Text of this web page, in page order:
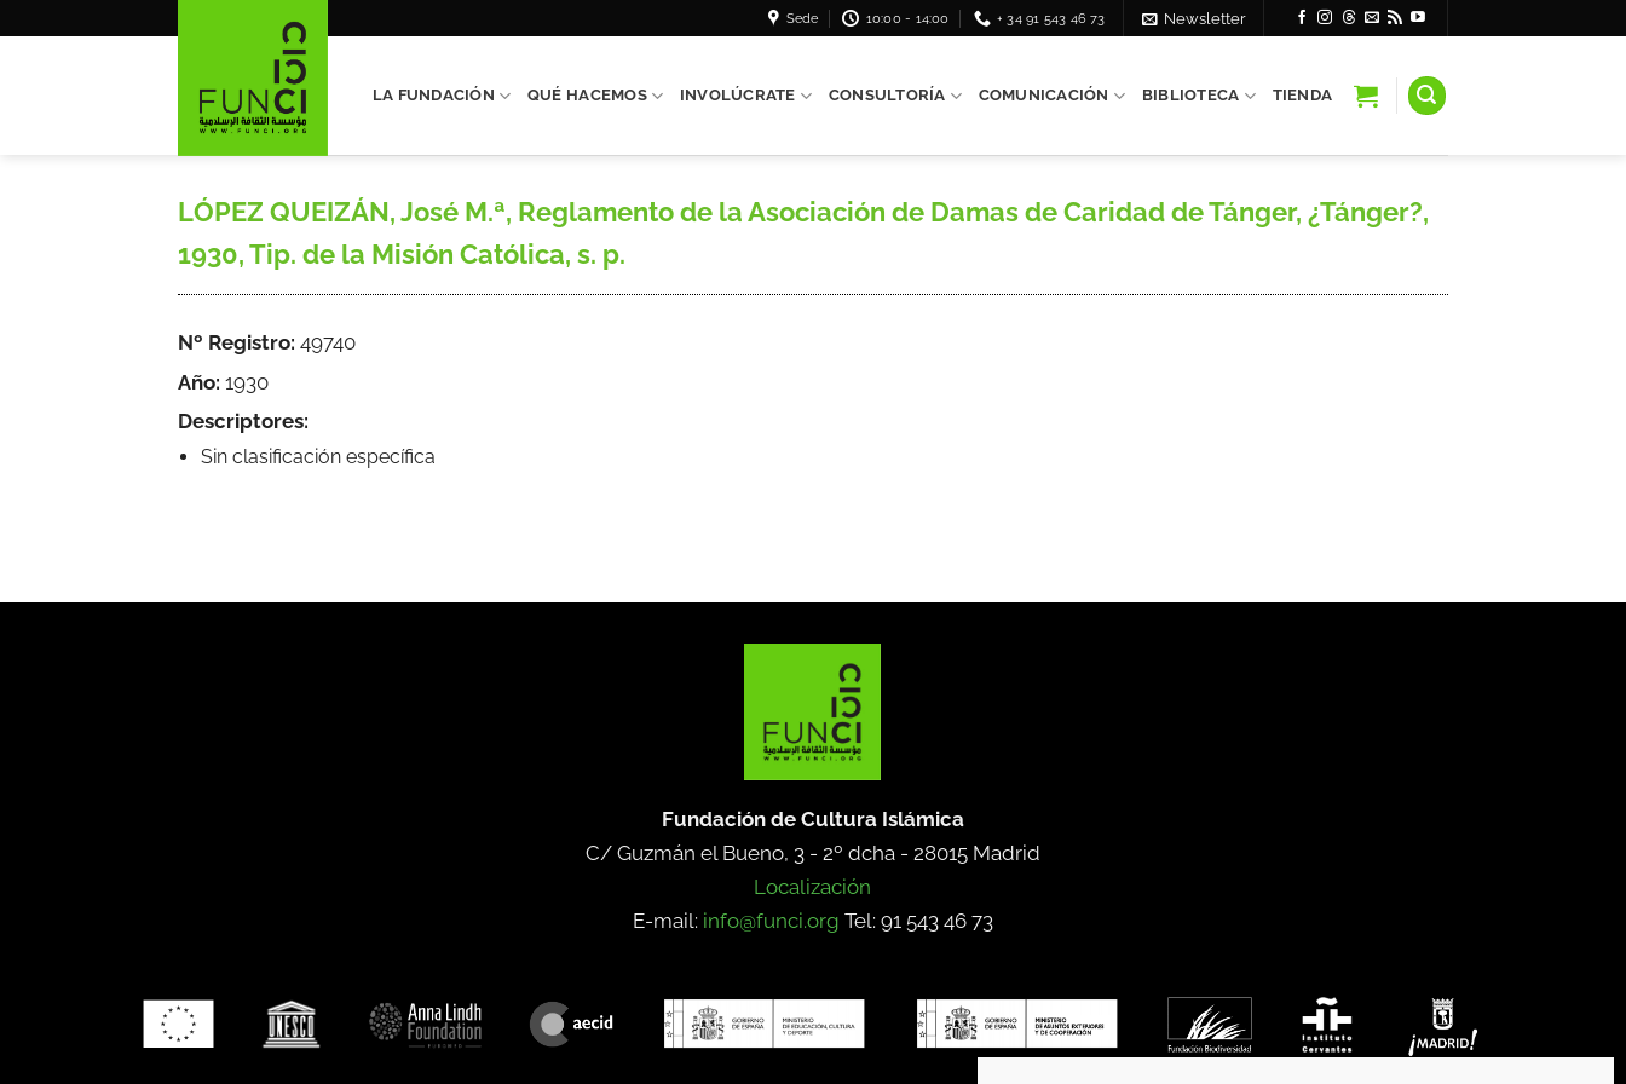
Sede 10:00 - 14:00 + 34 91 543 46 73 Newsletter
LA FUNDACIÓN QUÉ HACEMOS INVOLÚCRATE CONSULTORÍA COMUNICACIÓN BIBLIOTECA TIENDA
LÓPEZ QUEIZÁN, José M.ª, Reglamento de la Asociación de Damas de Caridad de Tánger, ¿Tánger?,
1930, Tip. de la Misión Católica, s. p.
Nº Registro: 49740
Año: 1930
Descriptores:
Sin clasificación específica
Fundación de Cultura Islámica
C/ Guzmán el Bueno, 3 - 2º dcha - 28015 Madrid
Localización
E-mail: info@funci.org Tel: 91 543 46 73